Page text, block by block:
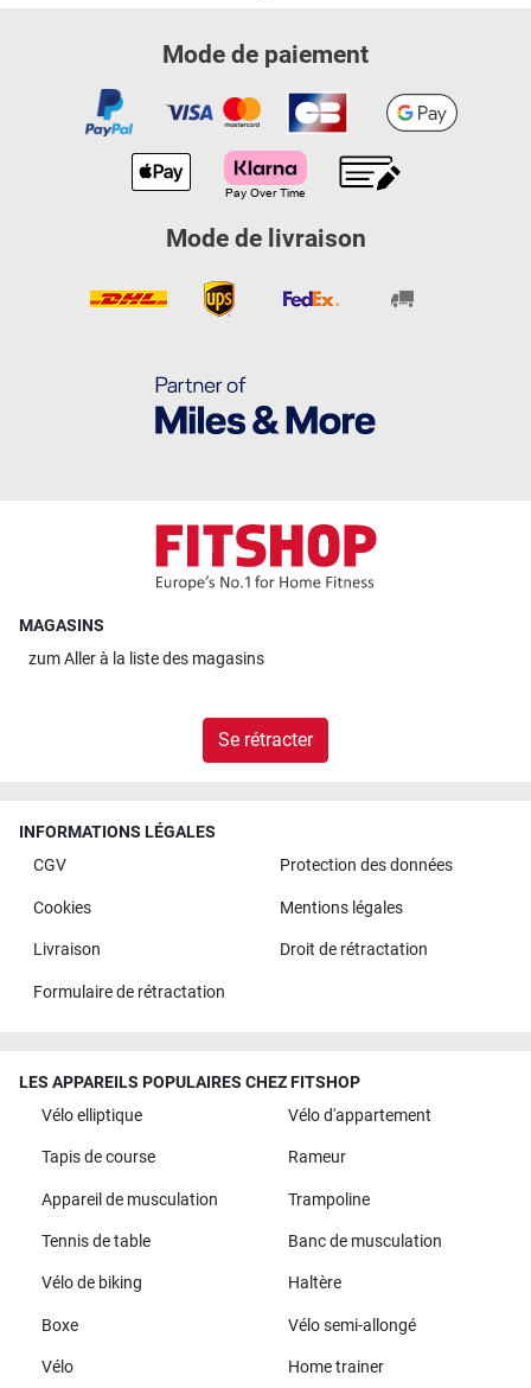
Mode de paiement
Mode de livraison
MAGASINS
zumAller à la liste des magasins
Se rétracter
INFORMATIONS LÉGALES
CGV
Protection des données
Cookies Mentions légales
Livraison Droit de rétractation
Formulaire de rétractation
LES APPAREILS POPULAIRES CHEZ FITSHOP
Vélo elliptique
Vélo d'appartement
Tapis de course Rameur
Appareil de musculation Trampoline
Tennis de table Banc de musculation
Vélo de biking Haltère
Boxe Vélo semi-allongé
Vélo Home trainer